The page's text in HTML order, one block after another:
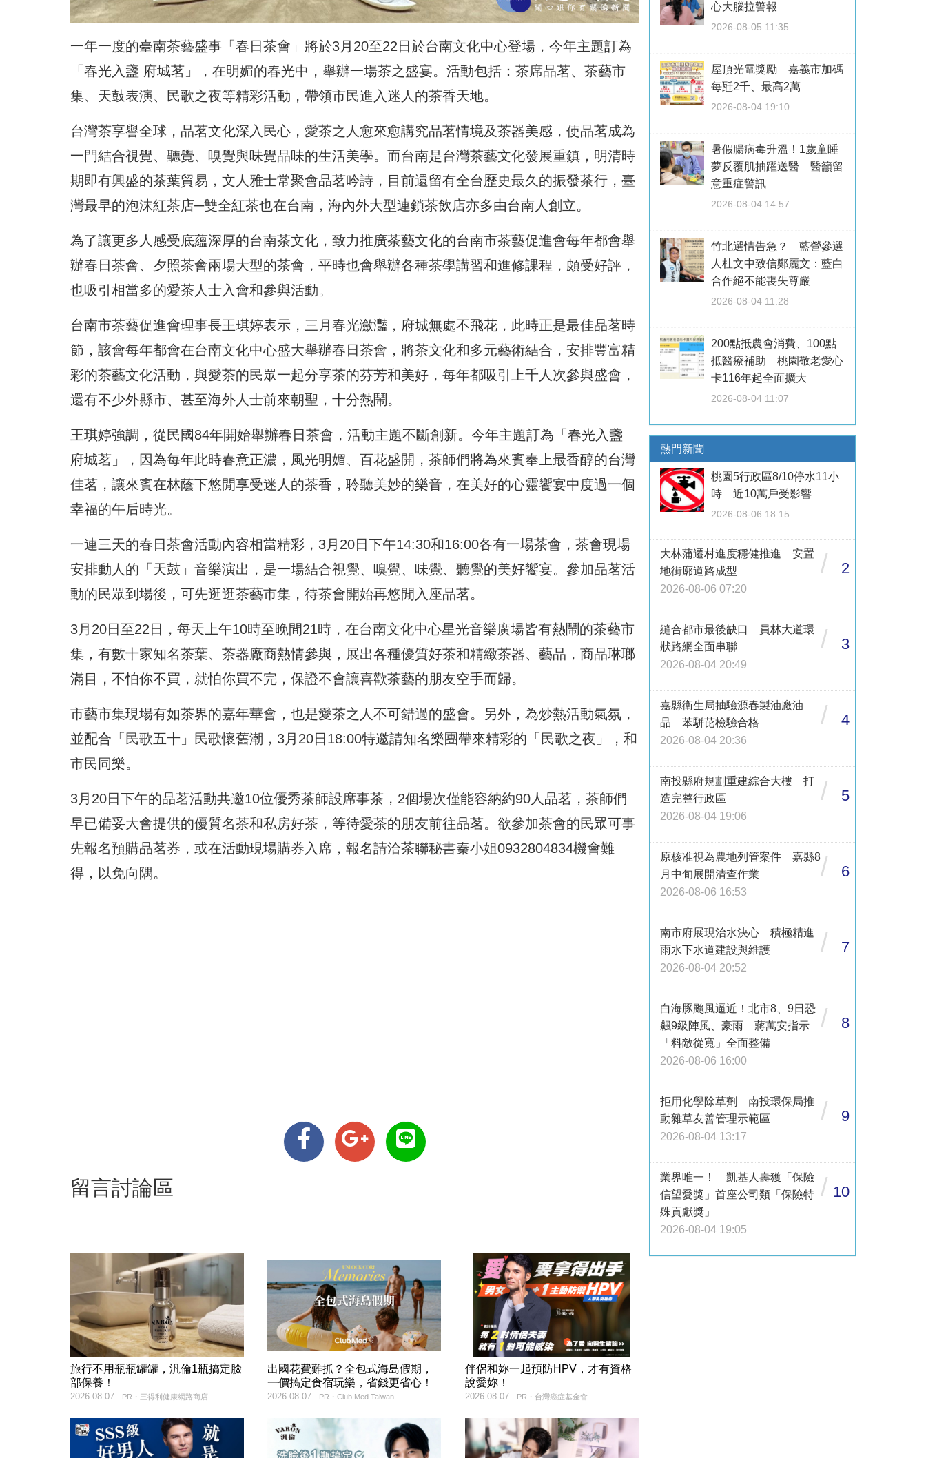
一年一度的臺南茶藝盛事「春日茶會」將於3月20至22日於台南文化中心登場，今年主題訂為
「春光入盞 府城茗」，在明媚的春光中，舉辦一場茶之盛宴。活動包括：茶席品茗、茶藝市
集、天鼓表演、民歌之夜等精彩活動，帶領市民進入迷人的茶香天地。
台灣茶享譽全球，品茗文化深入民心，愛茶之人愈來愈講究品茗情境及茶器美感，使品茗成為
一門結合視覺、聽覺、嗅覺與味覺品味的生活美學。而台南是台灣茶藝文化發展重鎮，明清時
期即有興盛的茶葉貿易，文人雅士常聚會品茗吟詩，目前還留有全台歷史最久的振發茶行，臺
灣最早的泡沫紅茶店─雙全紅茶也在台南，海內外大型連鎖茶飲店亦多由台南人創立。
為了讓更多人感受底蘊深厚的台南茶文化，致力推廣茶藝文化的台南市茶藝促進會每年都會舉
辦春日茶會、夕照茶會兩場大型的茶會，平時也會舉辦各種茶學講習和進修課程，頗受好評，
也吸引相當多的愛茶人士入會和參與活動。
台南市茶藝促進會理事長王琪婷表示，三月春光瀲灩，府城無處不飛花，此時正是最佳品茗時
節，該會每年都會在台南文化中心盛大舉辦春日茶會，將茶文化和多元藝術結合，安排豐富精
彩的茶藝文化活動，與愛茶的民眾一起分享茶的芬芳和美好，每年都吸引上千人次參與盛會，
還有不少外縣市、甚至海外人士前來朝聖，十分熱鬧。
王琪婷強調，從民國84年開始舉辦春日茶會，活動主題不斷創新。今年主題訂為「春光入盞
府城茗」，因為每年此時春意正濃，風光明媚、百花盛開，茶師們將為來賓奉上最香醇的台灣
佳茗，讓來賓在林蔭下悠閒享受迷人的茶香，聆聽美妙的樂音，在美好的心靈饗宴中度過一個
幸福的午后時光。
一連三天的春日茶會活動內容相當精彩，3月20日下午14:30和16:00各有一場茶會，茶會現場
安排動人的「天鼓」音樂演出，是一場結合視覺、嗅覺、味覺、聽覺的美好饗宴。參加品茗活
動的民眾到場後，可先逛逛茶藝市集，待茶會開始再悠閒入座品茗。
3月20日至22日，每天上午10時至晚間21時，在台南文化中心星光音樂廣場皆有熱鬧的茶藝市
集，有數十家知名茶葉、茶器廠商熱情參與，展出各種優質好茶和精緻茶器、藝品，商品琳瑯
滿目，不怕你不買，就怕你買不完，保證不會讓喜歡茶藝的朋友空手而歸。
市藝市集現場有如茶界的嘉年華會，也是愛茶之人不可錯過的盛會。另外，為炒熱活動氣氛，
並配合「民歌五十」民歌懷舊潮，3月20日18:00特邀請知名樂團帶來精彩的「民歌之夜」，和
市民同樂。
3月20日下午的品茗活動共邀10位優秀茶師設席事茶，2個場次僅能容納約90人品茗，茶師們
早已備妥大會提供的優質名茶和私房好茶，等待愛茶的朋友前往品茗。欲參加茶會的民眾可事
先報名預購品茗券，或在活動現場購券入席，報名請洽茶聯秘書秦小姐0932804834機會難
得，以免向隅。
留言討論區
旅行不用瓶瓶罐罐，汎倫1瓶搞定臉
部保養！
PR・三得利健康網路商店
2026-08-07
出國花費難抓？全包式海島假期，
一價搞定食宿玩樂，省錢更省心！
PR・Club Med Taiwan
2026-08-07
伴侶和妳一起預防HPV，才有資格
說愛妳！
PR・台灣癌症基金會
2026-08-07
心大腦拉警報
2026-08-05 11:35
屋頂光電獎勵 嘉義市加碼
每瓩2千、最高2萬
2026-08-04 19:10
暑假腸病毒升溫！1歲童睡
夢反覆肌抽躍送醫 醫籲留
意重症警訊
2026-08-04 14:57
竹北選情告急？ 藍營參選
人杜文中致信鄭麗文：藍白
合作絕不能喪失尊嚴
2026-08-04 11:28
200點抵農會消費、100點
抵醫療補助 桃園敬老愛心
卡116年起全面擴大
2026-08-04 11:07
熱門新聞
桃園5行政區8/10停水11小
時 近10萬戶受影響
2026-08-06 18:15
大林蒲遷村進度穩健推進 安置
地街廓道路成型
2026-08-06 07:20
/ 2
縫合都市最後缺口 員林大道環
狀路網全面串聯
2026-08-04 20:49
/ 3
嘉縣衛生局抽驗源春製油廠油
品 苯駢芘檢驗合格
2026-08-04 20:36
/ 4
南投縣府規劃重建綜合大樓 打
造完整行政區
2026-08-04 19:06
/ 5
原核准視為農地列管案件 嘉縣8
月中旬展開清查作業
2026-08-06 16:53
/ 6
南市府展現治水決心 積極精進
雨水下水道建設與維護
2026-08-04 20:52
/ 7
白海豚颱風逼近！北市8、9日恐
飆9級陣風、豪雨 蔣萬安指示
「料敵從寬」全面整備
2026-08-06 16:00
/ 8
拒用化學除草劑 南投環保局推
動雜草友善管理示範區
2026-08-04 13:17
/ 9
業界唯一！ 凱基人壽獲「保險
信望愛獎」首座公司類「保險特
殊貢獻獎」
2026-08-04 19:05
/ 10